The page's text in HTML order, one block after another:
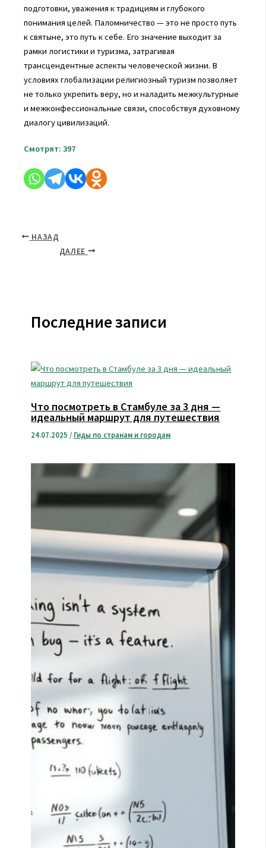
подготовки, уважения к традициям и глубокого
понимания целей. Паломничество — это не просто путь
к святыне, это путь к себе. Его значение выходит за
рамки логистики и туризма, затрагивая
трансцендентные аспекты человеческой жизни. В
условиях глобализации религиозный туризм позволяет
не только укрепить веру, но и наладить межкультурные
и межконфессиональные связи, способствуя духовному
диалогу цивилизаций.
Смотрят: 397
НАЗАД
ДАЛЕЕ
Последние записи
Что посмотреть в Стамбуле за 3 дня —
идеальный маршрут для путешествия
24.07.2025 / Гиды по странам и городам